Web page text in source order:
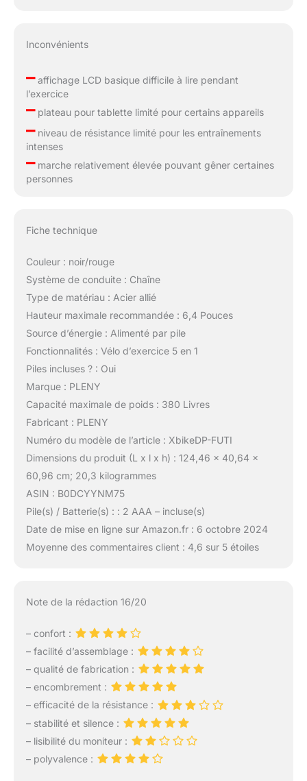
Inconvénients
–affichage LCD basique difficile à lire pendant
l’exercice
–plateau pour tablette limité pour certains appareils
–niveau de résistance limité pour les entraînements
intenses
–marche relativement élevée pouvant gêner certaines
personnes
Fiche technique
Couleur : noir/rouge
Système de conduite : Chaîne
Type de matériau : Acier allié
Hauteur maximale recommandée : 6,4 Pouces
Source d’énergie : Alimenté par pile
Fonctionnalités : Vélo d’exercice 5 en 1
Piles incluses ? : Oui
Marque : PLENY
Capacité maximale de poids : 380 Livres
Fabricant : PLENY
Numéro du modèle de l’article : XbikeDP-FUTI
Dimensions du produit (L x l x h) : 124,46 x 40,64 x
60,96 cm; 20,3 kilogrammes
ASIN : B0DCYYNM75
Pile(s) / Batterie(s) : : 2 AAA – incluse(s)
Date de mise en ligne sur Amazon.fr : 6 octobre 2024
Moyenne des commentaires client : 4,6 sur 5 étoiles
Note de la rédaction 16/20
– confort :
– facilité d’assemblage :
– qualité de fabrication :
– encombrement :
– efficacité de la résistance :
– stabilité et silence :
– lisibilité du moniteur :
– polyvalence :